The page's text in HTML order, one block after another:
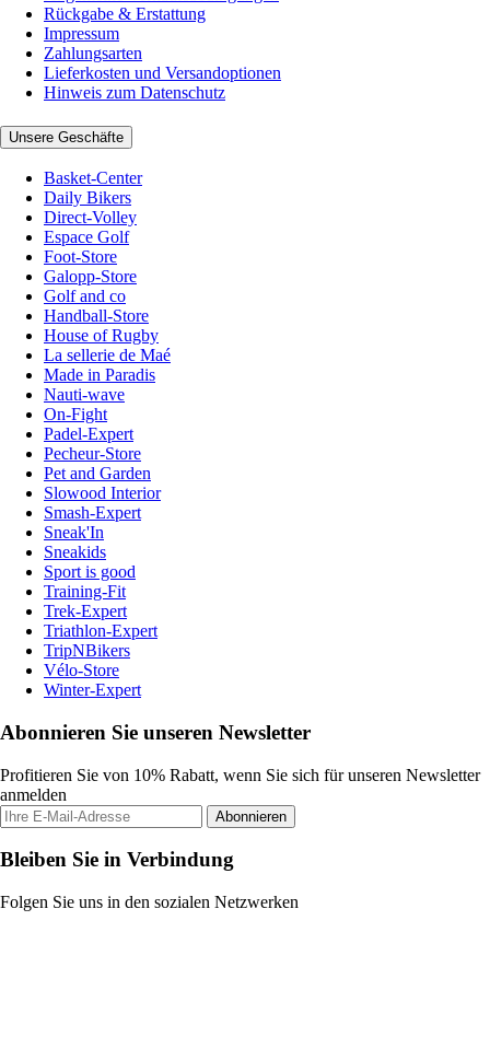
Rückgabe & Erstattung
Impressum
Zahlungsarten
Lieferkosten und Versandoptionen
Hinweis zum Datenschutz
Unsere Geschäfte
Basket-Center
Daily Bikers
Direct-Volley
Espace Golf
Foot-Store
Galopp-Store
Golf and co
Handball-Store
House of Rugby
La sellerie de Maé
Made in Paradis
Nauti-wave
On-Fight
Padel-Expert
Pecheur-Store
Pet and Garden
Slowood Interior
Smash-Expert
Sneak'In
Sneakids
Sport is good
Training-Fit
Trek-Expert
Triathlon-Expert
TripNBikers
Vélo-Store
Winter-Expert
Abonnieren Sie unseren Newsletter
Profitieren Sie von 10% Rabatt, wenn Sie sich für unseren Newsletter
anmelden
Abonnieren
Bleiben Sie in Verbindung
Folgen Sie uns in den sozialen Netzwerken